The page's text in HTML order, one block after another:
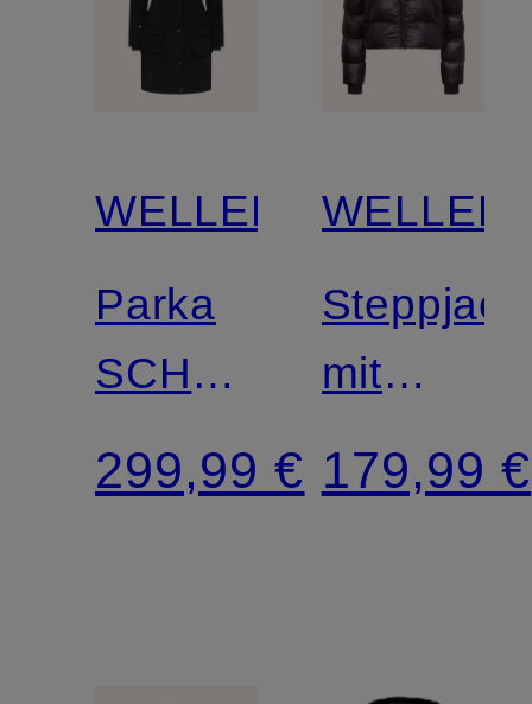
WELLENSTEYN
Parka
SCHNEEZAUBER
LONG
mit
299,99 €
mit
Kapuze
179,99 €